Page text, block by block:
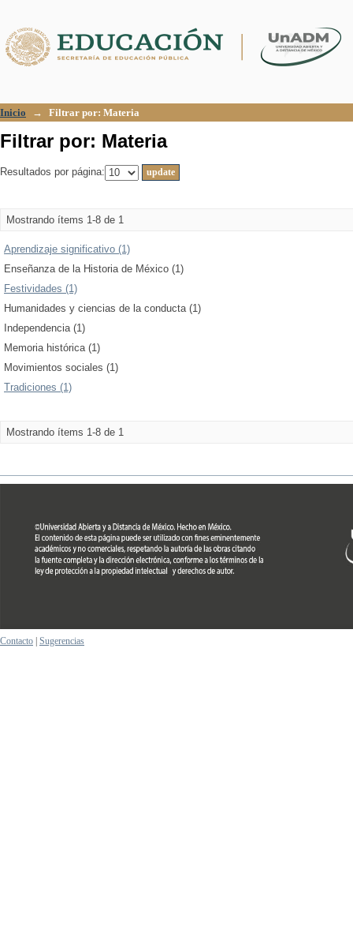
Inicio → Filtrar por: Materia
Filtrar por: Materia
Resultados por página:
Mostrando ítems 1-8 de 1
Aprendizaje significativo (1)
Enseñanza de la Historia de México (1)
Festividades (1)
Humanidades y ciencias de la conducta (1)
Independencia (1)
Memoria histórica (1)
Movimientos sociales (1)
Tradiciones (1)
Mostrando ítems 1-8 de 1
Contacto Sugerencias